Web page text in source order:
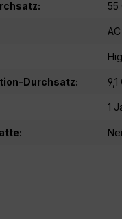
55
AC
Durchsatz:
1